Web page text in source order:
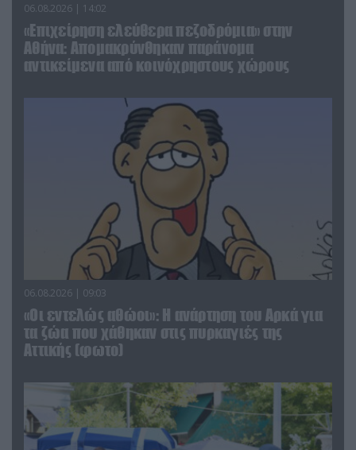
06.08.2026 | 14:02
«Επιχείρηση ελεύθερα πεζοδρόμια» στην
Αθήνα: Απομακρύνθηκαν παράνομα
αντικείμενα από κοινόχρηστους χώρους
06.08.2026 | 09:03
«Οι εντελώς αθώοι»: Η ανάρτηση του Αρκά για
τα ζώα που χάθηκαν στις πυρκαγιές της
Αττικής (φωτο)